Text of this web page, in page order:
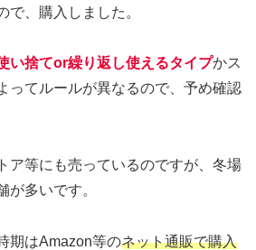
で、購入しました。
い捨てor繰り返し使えるタイプかス
ってルールが異なるので、予め確認
ア等にも売っているのですが、冬場
が多いです。
期はAmazon等のネット通販で購入